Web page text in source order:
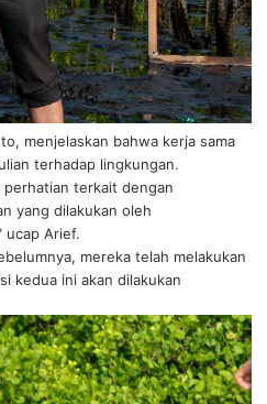
menjelaskan bahwa kerja sama
terhadap lingkungan.
perhatian terkait dengan
yang dilakukan oleh
ucap Arief.
mereka telah melakukan
kedua ini akan dilakukan